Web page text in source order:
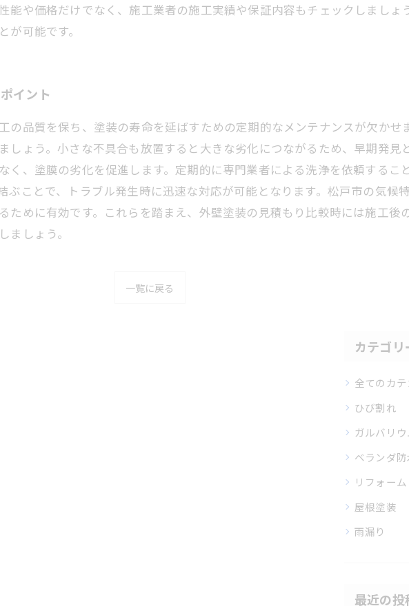
能や価格だけでなく、施工業者の施工実績や保証内容もチェックしましょ
可能です。
イント
の品質を保ち、塗装の寿命を延ばすための定期的なメンテナンスが欠かせ
しょう。小さな不具合も放置すると大きな劣化につながるため、早期発見
く、塗膜の劣化を促進します。定期的に専門業者による洗浄を依頼するこ
ぶことで、トラブル発生時に迅速な対応が可能となります。松戸市の気候
めに有効です。これらを踏まえ、外壁塗装の見積もり比較時には施工後
しょう。
一覧に戻る
カテゴリ
全てのカ
ひび割れ
ガルバリ
ベランダ防
リフォーム
屋根塗装
雨漏り
最近の投